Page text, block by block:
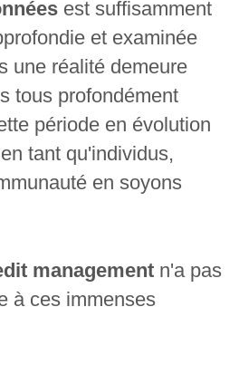
est suffisamment
et examinée
une réalité demeure
tous profondément
période en évolution
tant qu'individus,
en soyons
managementn'a pas
à ces immenses